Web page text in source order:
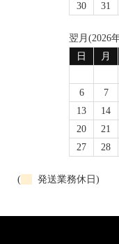
30
31
翌月(2026
日
月
6
7
13
14
20
21
27
28
( 発送業務休日)